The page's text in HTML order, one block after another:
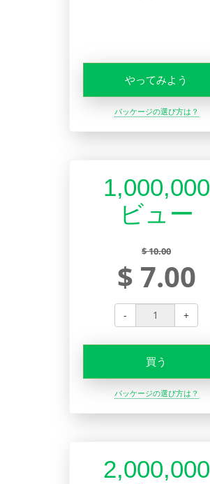
やってみよう
パッケージの選び方は？
1,000,000
ビュー
$ 10.00
$ 7.00
- +
買う
パッケージの選び方は？
2,000,000